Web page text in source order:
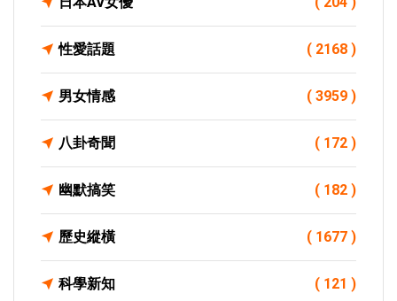
性愛話題 ( 2168 )
男女情感 ( 3959 )
八卦奇聞 ( 172 )
幽默搞笑 ( 182 )
歷史縱橫 ( 1677 )
科學新知 ( 121 )